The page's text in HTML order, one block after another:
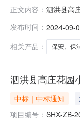
正文内容： 泗洪县高
高庄花园
续签中标
发布时间： 2024-09-
相关产品：
保安、保
泗洪县高庄花园
中标｜中标通知
项目编号： SHX-ZB-